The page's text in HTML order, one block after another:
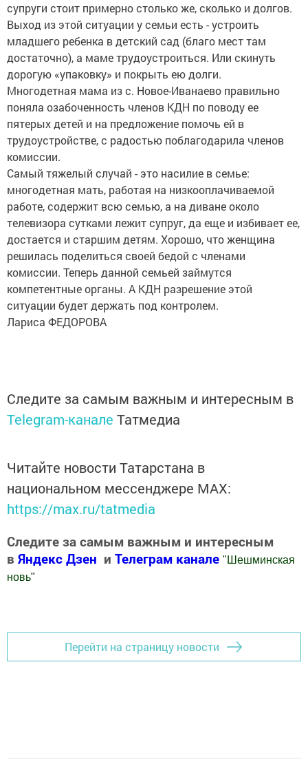
супруги стоит примерно столько же, сколько и долгов.
Выход из этой ситуации у семьи есть - устроить
младшего ребенка в детский сад (благо мест там
достаточно), а маме трудоустроиться. Или скинуть
дорогую «упаковку» и покрыть ею долги.
Многодетная мама из с. Новое-Иванаево правильно
поняла озабоченность членов КДН по поводу ее
пятерых детей и на предложение помочь ей в
трудоустройстве, с радостью поблагодарила членов
комиссии.
Самый тяжелый случай - это насилие в семье:
многодетная мать, работая на низкооплачиваемой
работе, содержит всю семью, а на диване около
телевизора сутками лежит супруг, да еще и избивает ее,
достается и старшим детям. Хорошо, что женщина
решилась поделиться своей бедой с членами
комиссии. Теперь данной семьей займутся
компетентные органы. А КДН разрешение этой
ситуации будет держать под контролем.
Лариса ФЕДОРОВА
Следите за самым важным и интересным в
Telegram-канале Татмедиа
Читайте новости Татарстана в
национальном мессенджере MАХ:
https://max.ru/tatmedia
Следите за самым важным и интересным
в Яндекс Дзен и Телеграм канале " Шешминская
новь"
Перейти на страницу новости